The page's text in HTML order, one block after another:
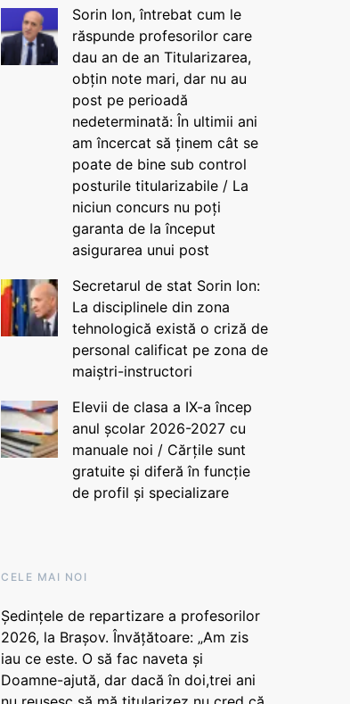
Sorin Ion, întrebat cum le
răspunde profesorilor care
dau an de an Titularizarea,
obțin note mari, dar nu au
post pe perioadă
nedeterminată: În ultimii ani
am încercat să ținem cât se
poate de bine sub control
posturile titularizabile / La
niciun concurs nu poți
garanta de la început
asigurarea unui post
Secretarul de stat Sorin Ion:
La disciplinele din zona
tehnologică există o criză de
personal calificat pe zona de
maiștri-instructori
Elevii de clasa a IX-a încep
anul școlar 2026-2027 cu
manuale noi / Cărțile sunt
gratuite și diferă în funcție
de profil și specializare
CELE MAI NOI
Ședințele de repartizare a profesorilor
2026, la Brașov. Învățătoare: „Am zis
iau ce este. O să fac naveta și
Doamne-ajută, dar dacă în doi,trei ani